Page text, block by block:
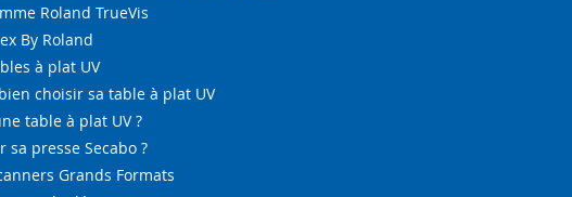
Roland TrueVis
By Roland
à plat UV
choisir sa table à plat UV
table à plat UV ?
sa presse Secabo ?
Grands Formats